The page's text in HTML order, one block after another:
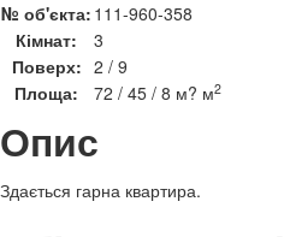
№ об'єкта: 111-960-358
Кімнат:
3
Поверх: 2 / 9
Площа:
72 / 45 / 8 м? м2
Опис
Здається гарна квартира.